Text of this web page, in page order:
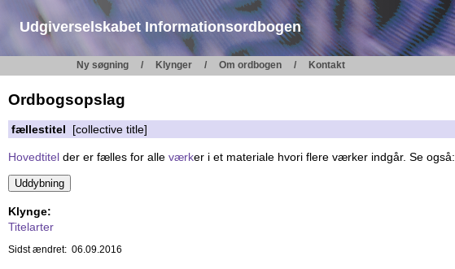
Udgiverselskabet Informationsordbogen
Ny søgning Klynger Om ordbogen Kontakt
Ordbogsopslag
fællestitel [collective title]
Hovedtitel der er fælles for alle værker i et materiale hvori flere værker indgår. Se også:
Klynge:
Titelarter
Sidst ændret: 06.09.2016